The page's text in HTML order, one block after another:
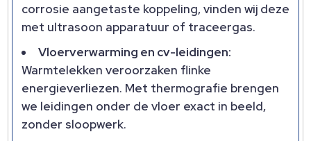
corrosie aangetaste koppeling, vinden wij deze
met ultrasoon apparatuur of traceergas.
Vloerverwarming en cv-leidingen:
Warmtelekken veroorzaken flinke
energieverliezen. Met thermografie brengen
we leidingen onder de vloer exact in beeld,
zonder sloopwerk.